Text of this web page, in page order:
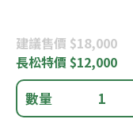
建議售價 $18,000
長松特價 $12,000
數量 1